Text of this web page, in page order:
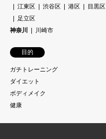
江東区
渋谷区 港区 目黒区
足立区
神奈川
川崎市
目的
ガチトレーニング
ダイエット
ボディメイク
健康